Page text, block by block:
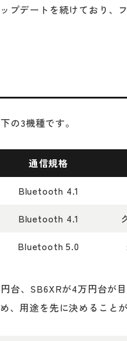
プデートを続けており、
の3機種です。
通信規格
Bluetooth 4.1
Bluetooth 4.1
Bluetooth 5.0
台、SB6XRが4万円台が
、用途を先に決めることが